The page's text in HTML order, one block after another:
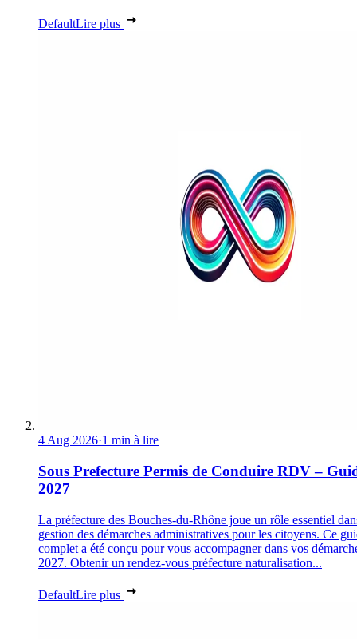
DefaultLire plus
4 Aug 2026·1 min à lire
Sous Prefecture Permis de Conduire RDV –
2027
La préfecture des Bouches-du-Rhône joue un rôle essentiel
gestion des démarches administratives pour les citoyens. Ce
complet a été conçu pour vous accompagner dans vos
2027. Obtenir un rendez-vous préfecture naturalisation...
DefaultLire plus